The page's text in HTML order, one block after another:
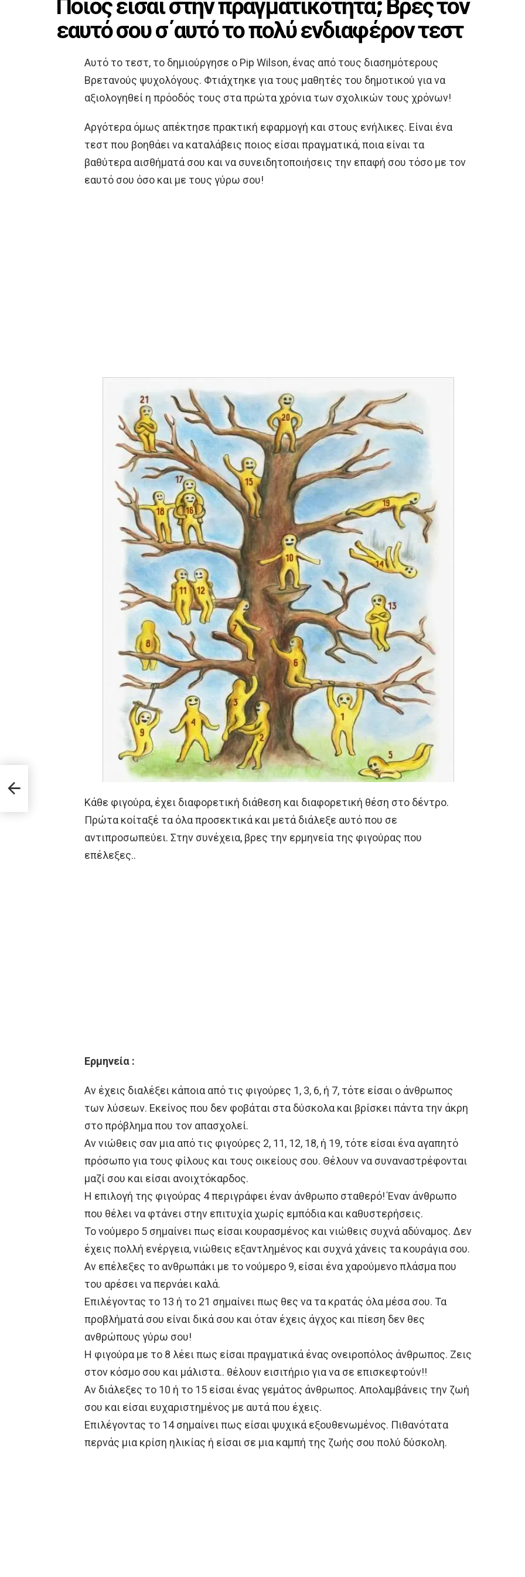
εαυτό σου σ΄αυτό το πολύ ενδιαφέρον τεστ
Αυτό το τεστ, το δημιούργησε ο Pip Wilson, ένας από τους διασημότερους
Βρετανούς ψυχολόγους. Φτιάχτηκε για τους μαθητές του δημοτικού για να
αξιολογηθεί η πρόοδός τους στα πρώτα χρόνια των σχολικών τους χρόνων!
Αργότερα όμως απέκτησε πρακτική εφαρμογή και στους ενήλικες. Είναι ένα
τεστ που βοηθάει να καταλάβεις ποιος είσαι πραγματικά, ποια είναι τα
βαθύτερα αισθήματά σου και να συνειδητοποιήσεις την επαφή σου τόσο με τον
εαυτό σου όσο και με τους γύρω σου!
Κάθε φιγούρα, έχει διαφορετική διάθεση και διαφορετική θέση στο δέντρο.
Πρώτα κοίταξέ τα όλα προσεκτικά και μετά διάλεξε αυτό που σε
αντιπροσωπεύει. Στην συνέχεια, βρες την ερμηνεία της φιγούρας που
επέλεξες..
Ερμηνεία :
Αν έχεις διαλέξει κάποια από τις φιγούρες 1, 3, 6, ή 7, τότε είσαι ο άνθρωπος
των λύσεων. Εκείνος που δεν φοβάται στα δύσκολα και βρίσκει πάντα την άκρη
στο πρόβλημα που τον απασχολεί.
Αν νιώθεις σαν μια από τις φιγούρες 2, 11, 12, 18, ή 19, τότε είσαι ένα αγαπητό
πρόσωπο για τους φίλους και τους οικείους σου. Θέλουν να συναναστρέφονται
μαζί σου και είσαι ανοιχτόκαρδος.
Η επιλογή της φιγούρας 4 περιγράφει έναν άνθρωπο σταθερό! Έναν άνθρωπο
που θέλει να φτάνει στην επιτυχία χωρίς εμπόδια και καθυστερήσεις.
Το νούμερο 5 σημαίνει πως είσαι κουρασμένος και νιώθεις συχνά αδύναμος. Δεν
έχεις πολλή ενέργεια, νιώθεις εξαντλημένος και συχνά χάνεις τα κουράγια σου.
Αν επέλεξες το ανθρωπάκι με το νούμερο 9, είσαι ένα χαρούμενο πλάσμα που
του αρέσει να περνάει καλά.
Επιλέγοντας το 13 ή το 21 σημαίνει πως θες να τα κρατάς όλα μέσα σου. Τα
προβλήματά σου είναι δικά σου και όταν έχεις άγχος και πίεση δεν θες
ανθρώπους γύρω σου!
Η φιγούρα με το 8 λέει πως είσαι πραγματικά ένας ονειροπόλος άνθρωπος. Ζεις
στον κόσμο σου και μάλιστα.. θέλουν εισιτήριο για να σε επισκεφτούν!!
Αν διάλεξες το 10 ή το 15 είσαι ένας γεμάτος άνθρωπος. Απολαμβάνεις την ζωή
σου και είσαι ευχαριστημένος με αυτά που έχεις.
Επιλέγοντας το 14 σημαίνει πως είσαι ψυχικά εξουθενωμένος. Πιθανότατα
περνάς μια κρίση ηλικίας ή είσαι σε μια καμπή της ζωής σου πολύ δύσκολη.